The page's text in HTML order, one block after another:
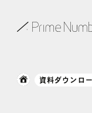
資料ダウンロ